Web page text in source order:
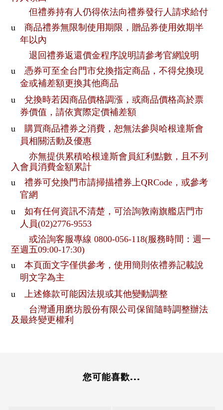
但禮券持有人仍得依法向禮券發行人請求給付
u 商品禮券無限制使用期限，贈品券使用效期半
年以內
退回禮券返還價金程序說明請參考官網說明
u 憑券可至全台門市兌換指定商品，不得兌換現
金或補差額更換其他商品
u 兌換時若因商品價格調漲，或商品價格高於票
券價值，請依實際定價補差額
u 購買商品禮券之消費，恕無法參與哈根達斯會
員相關活動及優惠
亦無提供累積哈根達斯會員紅利點數，且不列
入會員消費金額累計
u 禮券可兌換門市請掃描禮券上QRCode ，或參考
官網
u 如有任何資訊不清楚，可洽詢敦南旗艦店門市
人員(02)2776-9553
或洽詢客服專線 0800-056-118(服務時間：週一
至週五09:00-17:30)
u 本頁面文字僅供參考，使用簡則依禮券記載說
明文字為主
u 上述條款可能因法規或其他變動調整
台灣通用磨坊股份有限公司保留隨時調整辦法
及最終變更權利
您可能喜歡...